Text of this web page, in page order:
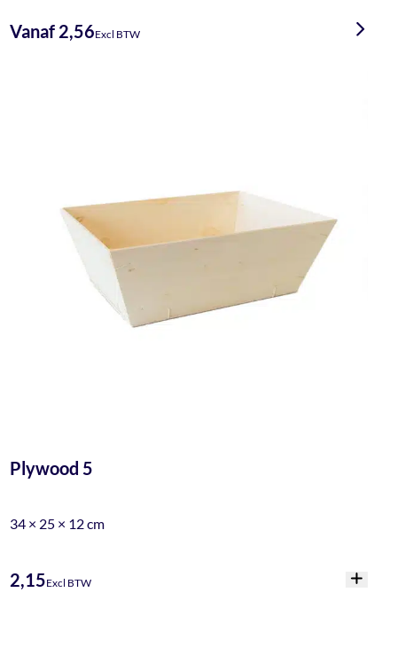
4.00uit 5
Vanaf 2,56Excl BTW
Plywood 5
34 × 25 × 12 cm
2,15Excl BTW